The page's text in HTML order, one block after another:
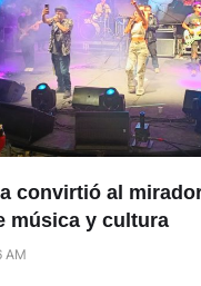
convirtió al
música y cultura
AM